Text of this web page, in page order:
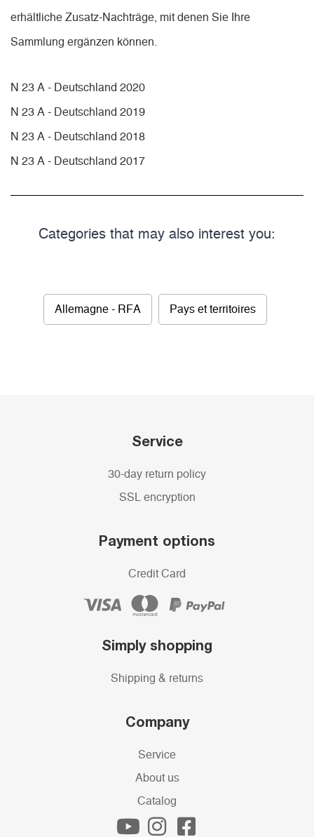
erhältliche Zusatz-Nachträge, mit denen Sie Ihre
Sammlung ergänzen können.
N 23 A - Deutschland 2020
N 23 A - Deutschland 2019
N 23 A - Deutschland 2018
N 23 A - Deutschland 2017
Categories that may also interest you:
Allemagne - RFA Pays et territoires
Service
30-day return policy
SSL encryption
Payment options
Credit Card
Simply shopping
Shipping & returns
Company
Service
About us
Catalog